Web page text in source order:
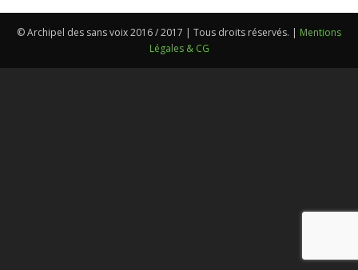
© Archipel des sans voix 2016 / 2017 | Tous droits réservés. | Mentions
Légales & CG